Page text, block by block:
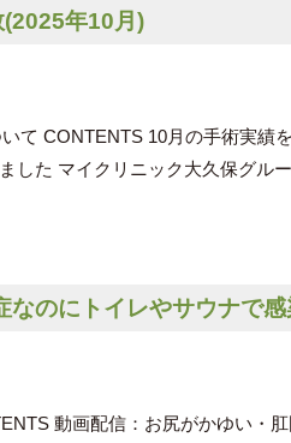
年10月)
て CONTENTS 10月の手術実
した マイクリニック大久保グル
のにトイレやサウナで
動画配信：お尻がかゆい・